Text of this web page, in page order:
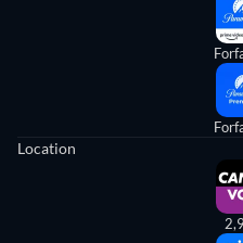
Location